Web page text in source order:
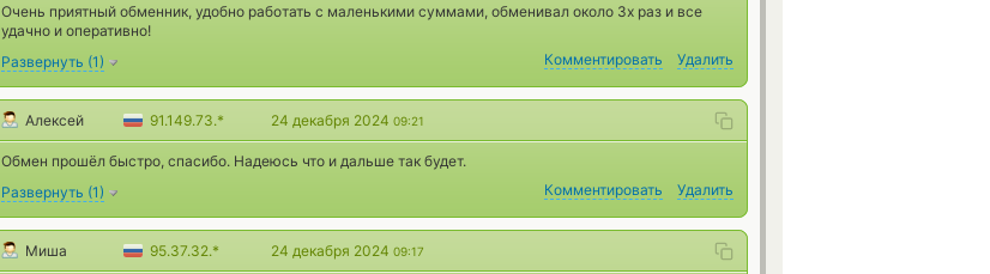
Очень приятный обменник, удобно работать с маленькими суммами, обменивал около 3х раз и все
удачно и оперативно!
Развернуть (1) Комментировать Удалить
Алексей 91.149.73.* 24 декабря 2024 09:21
Обмен прошёл быстро, спасибо. Надеюсь что и дальше так будет.
Развернуть (1) Комментировать Удалить
Миша 95.37.32.* 24 декабря 2024 09:17